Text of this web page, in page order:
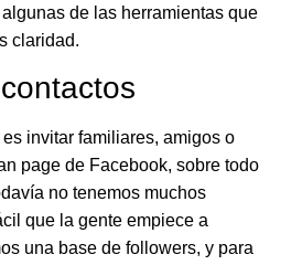
de las herramientas que
claridad.
invitar familiares, amigos o
page de Facebook, sobre todo
no tenemos muchos
que la gente empiece a
una base de followers, y para